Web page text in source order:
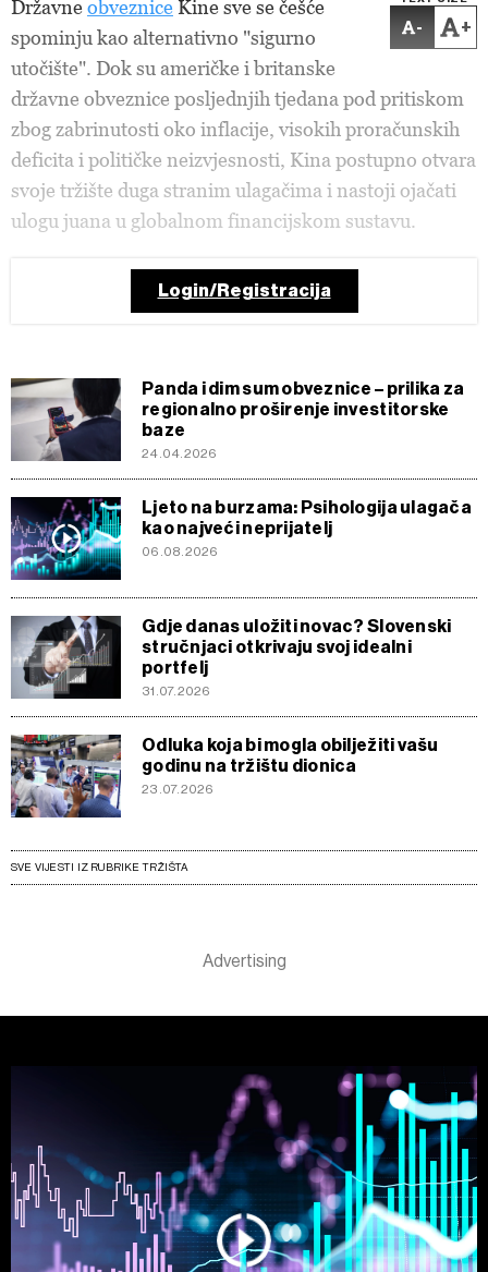
- +
DržavneobvezniceKine sve se češće
spominju kao alternativno "sigurno
utočište". Dok su američke i britanske
državne obveznice posljednjih tjedana pod pritiskom
zbog zabrinutosti oko inflacije, visokih proračunskih
deficita i političke neizvjesnosti, Kina postupno otvara
svoje tržište duga stranim ulagačima i nastoji ojačati
ulogu juana u globalnom financijskom sustavu.
Login/Registracija
Panda i dim sum obveznice – prilika za
regionalno proširenje investitorske
baze
24.04.2026
Ljeto na burzama: Psihologija ulagača
kao najveći neprijatelj
06.08.2026
Gdje danas uložiti novac? Slovenski
stručnjaci otkrivaju svoj idealni
portfelj
31.07.2026
Odluka koja bi mogla obilježiti vašu
godinu na tržištu dionica
23.07.2026
SVE VIJESTI IZ RUBRIKE TRŽIŠTA